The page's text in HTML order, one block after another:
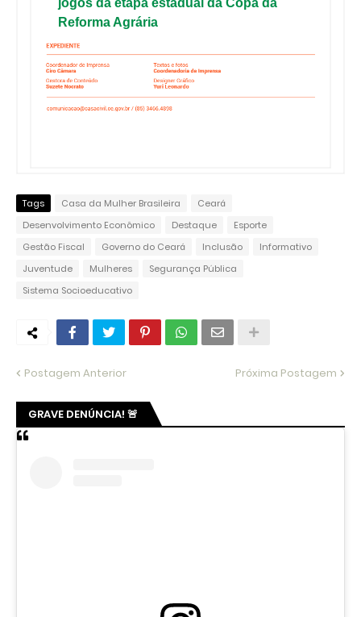
jogos da etapa estadual da Copa da
Reforma Agrária
Tags Casa da Mulher Brasileira
Ceará
Desenvolvimento Econômico
Destaque
Esporte
Gestão Fiscal
Governo do Ceará Inclusão
Informativo
Juventude
Mulheres
Segurança Pública
Sistema Socioeducativo
Postagem Anterior Próxima Postagem
GRAVE DENÚNCIA! 🚨